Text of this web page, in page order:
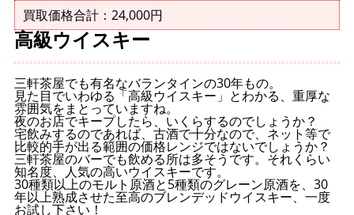
買取価格合計：24,000円
高級ウイスキー
三軒茶屋でも有名なバランタインの30年もの。
見た目でいわゆる「高級ウイスキー」とわかる、重厚な
雰囲気をまとっていますね。
夜のお店でキープしたら、いくらするのでしょうか？
宅飲みするのであれば、古酒で十分なので、ネット等で
比較的手が出る範囲の価格レンジではないでしょうか？
三軒茶屋のバーでも飲める所は多そうです。それくらい
知名度、人気の高いウイスキーです。
30種類以上のモルト原酒と5種類のグレーン原酒を、30
年以上熟成させた至高のブレンデッドウイスキー、一度
お試し下さい！